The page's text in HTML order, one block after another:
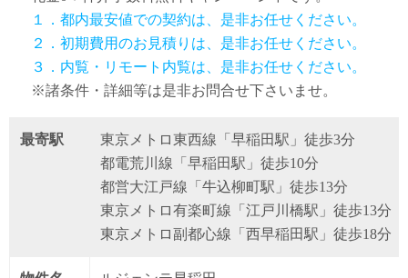
１．都内最安値での契約は、是非お任せください。
２．初期費用のお見積りは、是非お任せください。
３．内覧・リモート内覧は、是非お任せください。
※諸条件・詳細等は是非お問合せ下さいませ。
最寄駅
東京メトロ東西線「早稲田駅」徒歩3分
都電荒川線「早稲田駅」徒歩10分
都営大江戸線「牛込柳町駅」徒歩13分
東京メトロ有楽町線「江戸川橋駅」徒歩13分
東京メトロ副都心線「西早稲田駅」徒歩18分